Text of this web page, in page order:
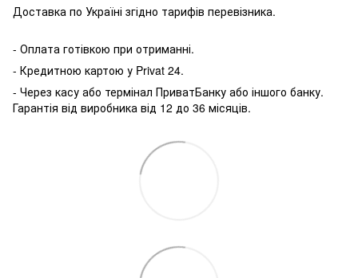
Доставка по Україні згідно тарифів перевізника.
- Оплата готівкою при отриманні.
- Кредитною картою у Privat 24.
- Через касу або термінал ПриватБанку або іншого банку.
Гарантія від виробника від 12 до 36 місяців.